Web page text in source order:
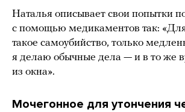
Наталья описывает свои попытки
с помощью медикаментов так:
такое самоубийство, только
я делаю обычные дела — и в то же
из окна».
Мочегонное для утончения